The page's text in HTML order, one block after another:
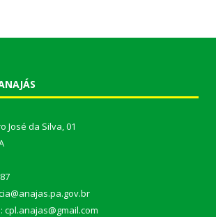
José da Silva, 01
cpl.anajas@gmail.com